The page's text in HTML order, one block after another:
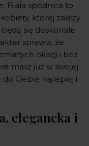
Biała spódnica to
której zależy
się doskonale
sprawia, że
okazji i bez
masz już w swojej
do Ciebie najlepiej i
elegancka i